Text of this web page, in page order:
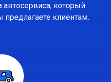
автосервиса, который
предлагаете клиентам.